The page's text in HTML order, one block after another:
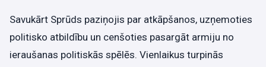
Savukārt Sprūds paziņojis par atkāpšanos, uzņemoties
politisko atbildību un cenšoties pasargāt armiju no
ieraušanas politiskās spēlēs. Vienlaikus turpinās